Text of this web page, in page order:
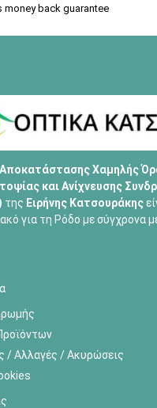
money back guarantee
Χαμηλής
και Ανίχνευσης
της Ειρήνης Κατσουράκης
για τη Ρόδο με σύγχρονα
/ Αλλαγές / Ακυρώσεις